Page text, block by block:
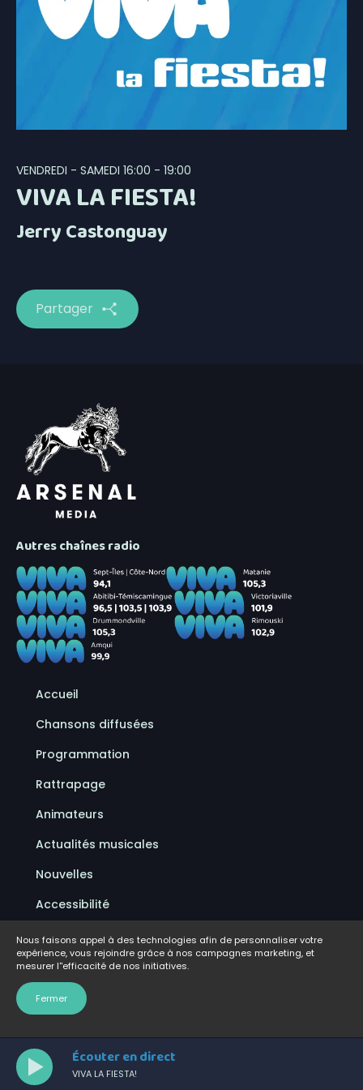
Écouter en direct
VIVA LA FIESTA!
VENDREDI - SAMEDI 16:00 - 19:00
VIVA LA FIESTA!
Jerry Castonguay
Partager
Autres chaînes radio
Accueil
Chansons diffusées
Programmation
Rattrapage
Animateurs
Actualités musicales
Nouvelles
Accessibilité
Politique de confidentialité
Conditions d'utilisation
FAQ
Nous faisons appel à des technologies afin de personnaliser votre
expérience, vous rejoindre grâce à nos campagnes marketing, et
mesurer l''efficacité de nos initiatives.
Fermer